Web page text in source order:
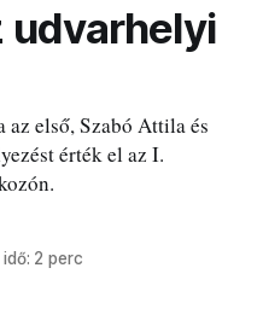
udvarhelyi
az első, Szabó Attila és
érték el az I.
2 perc